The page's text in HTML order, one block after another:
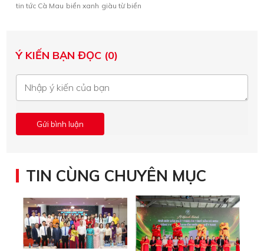
tin tức Cà Mau biển xanh giàu từ biển
Ý KIẾN BẠN ĐỌC (0)
TIN CÙNG CHUYÊN MỤC